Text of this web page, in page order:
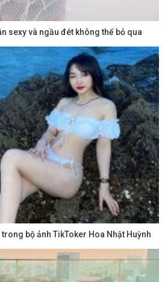
sexy và ngầu đét không thể bỏ qua
bộ ảnh TikToker Hoa Nhật Huỳnh